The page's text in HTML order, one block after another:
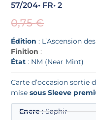
57/204• FR• 2
0,75€
Édition : L’Ascension
Finition :
État : NM (Near Mint)
Carte d’occasion sortie
misesous Sleeve
Encre: Saphir